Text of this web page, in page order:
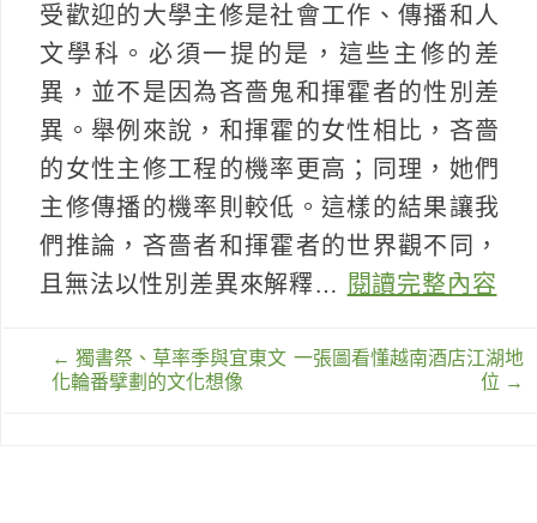
受歡迎的大學主修是社會工作、傳播和人
文學科。必須一提的是，這些主修的差
異，並不是因為吝嗇鬼和揮霍者的性別差
異。舉例來說，和揮霍的女性相比，吝嗇
的女性主修工程的機率更高；同理，她們
主修傳播的機率則較低。這樣的結果讓我
們推論，吝嗇者和揮霍者的世界觀不同，
且無法以性別差異來解釋… 閱讀完整內容
文
章
← 獨書祭、草率季與宜東文
化輪番擘劃的文化想像
一張圖看懂越南酒店江湖地
位 →